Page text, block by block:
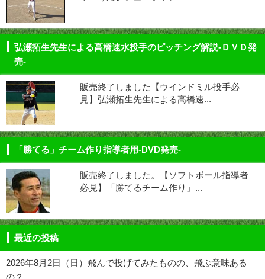
弘瀬拓生先生による高橋速水投手のピッチング解説-ＤＶＤ発
売-
販売終了しました【ウインドミル投手必
見】弘瀬拓生先生による高橋速...
「勝てる」チーム作り指導者用-DVD発売-
販売終了しました。【ソフトボール指導者
必見】「勝てるチーム作り」...
最近の投稿
2026年8月2日（日）飛んで投げてみたものの、飛ぶ意味ある